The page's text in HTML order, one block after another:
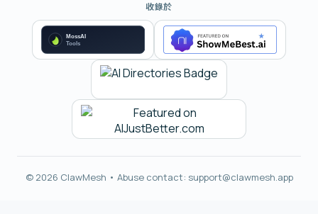
收錄於
© 2026 ClawMesh • Abuse contact: support@clawmesh.app